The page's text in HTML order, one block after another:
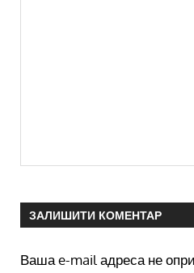
ЗАЛИШИТИ КОМЕНТАР
Ваша e-mail адреса не